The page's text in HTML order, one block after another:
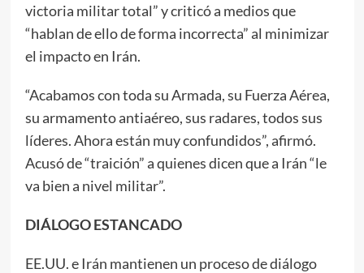
victoria militar total” y criticó a medios que
“hablan de ello de forma incorrecta” al minimizar
el impacto en Irán.
“Acabamos con toda su Armada, su Fuerza Aérea,
su armamento antiaéreo, sus radares, todos sus
líderes. Ahora están muy confundidos”, afirmó.
Acusó de “traición” a quienes dicen que a Irán “le
va bien a nivel militar”.
DIÁLOGO ESTANCADO
EE.UU. e Irán mantienen un proceso de diálogo